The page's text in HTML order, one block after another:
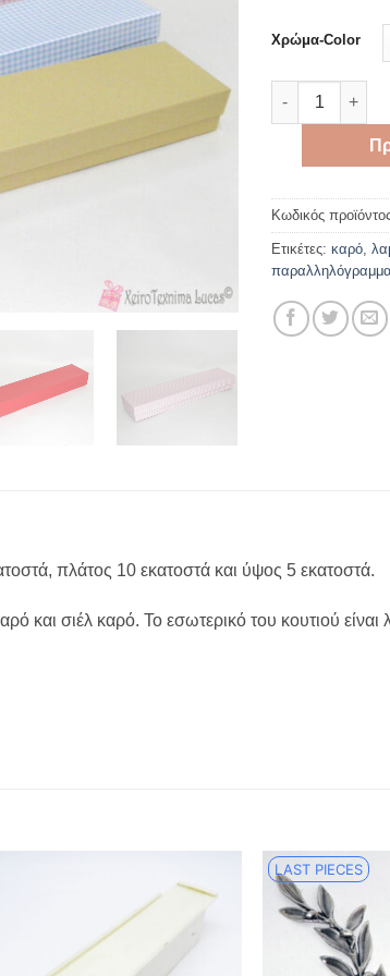
Χρώμα-Color
Σκληρά
Κωδικός
Ετικέτες: καρό
παραλληλόγραμμα
πλάτος 10 εκατοστά και ύψος 5 εκατοστά.
και σιέλ καρό. Το εσωτερικό του κουτιού είναι
LAST PIECES